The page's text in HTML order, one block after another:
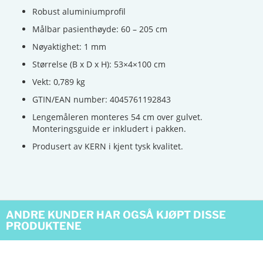
Robust aluminiumprofil
Målbar pasienthøyde: 60 – 205 cm
Nøyaktighet: 1 mm
Størrelse (B x D x H): 53×4×100 cm
Vekt: 0,789 kg
GTIN/EAN number: 4045761192843
Lengemåleren monteres 54 cm over gulvet.
Monteringsguide er inkludert i pakken.
Produsert av KERN i kjent tysk kvalitet.
ANDRE KUNDER HAR OGSÅ KJØPT DISSE
PRODUKTENE